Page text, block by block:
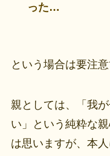
った…
という場合は要注意
親としては、「我
い」という純粋な
は思いますが、本